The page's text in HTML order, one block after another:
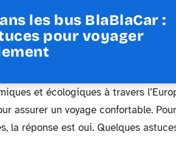
les bus BlaBlaCar :
pour voyager
et écologiques à travers
assurer un voyage confortable. Pour
la réponse est oui. Quelques